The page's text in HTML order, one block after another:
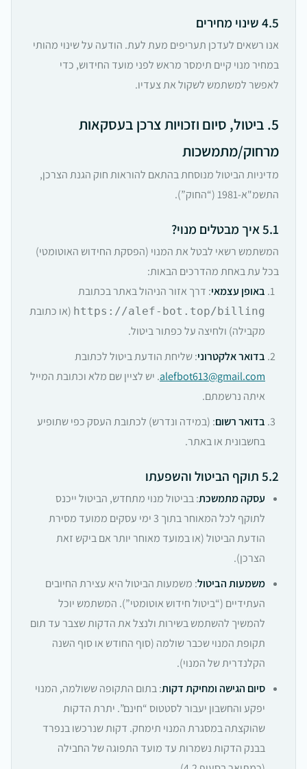
4.5 שינוי מחירים
אנו רשאים לעדכן תעריפים מעת לעת. הודעה על שינוי מהותי
במחיר מנוי קיים תימסר מראש לפני מועד החידוש, כדי
לאפשר למשתמש לשקול את צעדיו.
5. ביטול, סיום וזכויות צרכן בעסקאות
מרחוק/מתמשכות
מדיניות הביטול מנוסחת בהתאם להוראות חוק הגנת הצרכן,
התשמ"א-1981 (“החוק”).
5.1 איך מבטלים מנוי?
המשתמש רשאי לבטל את המנוי (הפסקת החידוש האוטומטי)
בכל עת באחת מהדרכים הבאות:
באופן עצמאי: דרך אזור הניהול באתר בכתובת
https://alef-bot.top/billing (או כתובת
מקבילה) ולחיצה על כפתור ביטול.
בדואר אלקטרוני: שליחת הודעת ביטול לכתובת
alefbot613@gmail.com. יש לציין שם מלא וכתובת המייל
איתה נרשמתם.
בדואר רשום: (במידה ונדרש) לכתובת העסק כפי שתופיע
בחשבונית או באתר.
5.2 תוקף הביטול והשפעתו
עסקה מתמשכת: בביטול מנוי מתחדש, הביטול ייכנס
לתוקף לכל המאוחר בתוך 3 ימי עסקים ממועד מסירת
הודעת הביטול (או במועד מאוחר יותר אם ביקש זאת
הצרכן).
משמעות הביטול: משמעות הביטול היא עצירת החיובים
העתידיים (“ביטול חידוש אוטומטי”). המשתמש יוכל
להמשיך להשתמש בשירות ולנצל את הדקות שצבר עד תום
תקופת המנוי שכבר שולמה (סוף החודש או סוף השנה
הקלנדרית של המנוי).
סיום הגישה ומחיקת דקות: בתום התקופה ששולמה, המנוי
יפקע והחשבון יעבור לסטטוס “חינם”. יתרת הדקות
שהוקצתה במסגרת המנוי תימחק. דקות שנרכשו בנפרד
בבנק הדקות נשמרות עד מועד התפוגה של החבילה